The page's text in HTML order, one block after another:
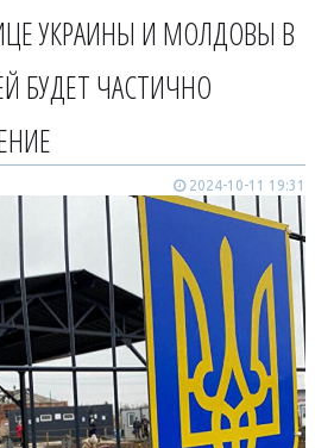
УКРАИНЫ И МОЛДОВЫ В
БУДЕТ ЧАСТИЧНО
2024-10-11 19:31